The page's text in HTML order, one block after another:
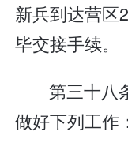
新兵到达营区
毕交接手续。
第三十八
做好下列工作